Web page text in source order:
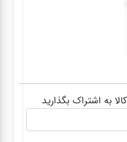
به اشتراک بگذارید